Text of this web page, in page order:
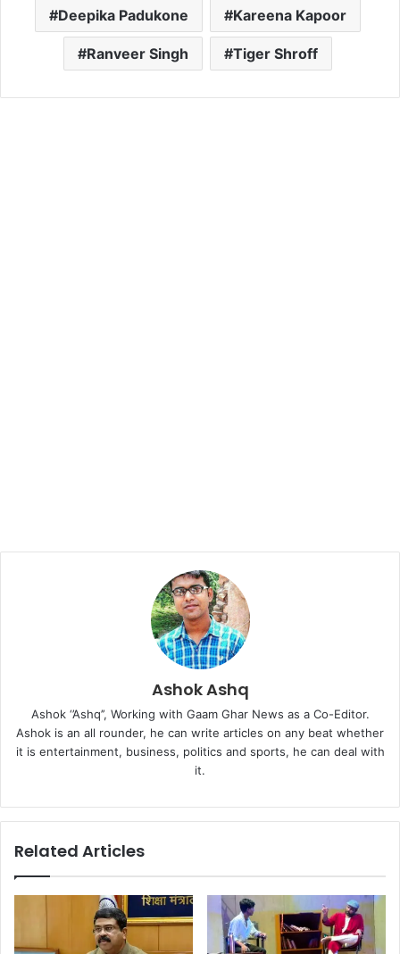
Deepika Padukone Kareena Kapoor
Ranveer Singh Tiger Shroff
Ashok Ashq
Ashok ‘’Ashq’’, Working with Gaam Ghar News as a Co-Editor.
Ashok is an all rounder, he can write articles on any beat whether
it is entertainment, business, politics and sports, he can deal with
it.
Related Articles